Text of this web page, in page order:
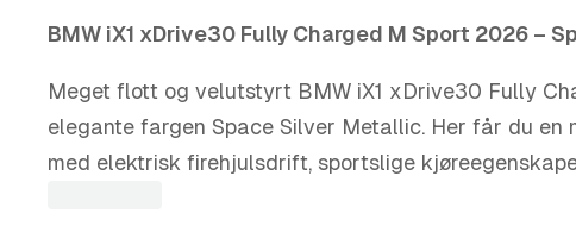
BMW iX1 xDrive30 Fully Charged M Sport 2026 –
Meget flott og velutstyrt BMW iX1 xDrive30 Fully
elegante fargen Space Silver Metallic. Her får du en
med elektrisk firehjulsdrift, sportslige